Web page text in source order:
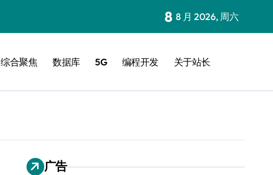
8 8 月 2026, 周六
综合聚焦 数据库 5G 编程开发 关于站长
广告